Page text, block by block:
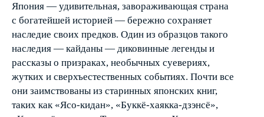
Япония — удивительная, завораживающая страна
с богатейшей историей — бережно сохраняет
наследие своих предков. Один из образцов такого
наследия — кайданы — диковинные легенды и
рассказы о призраках, необычных суевериях,
жутких и сверхъестественных событиях. Почти все
они заимствованы из старинных японских книг,
таких как «Ясо-кидан», «Буккё-хаякка-дзэнсё»,